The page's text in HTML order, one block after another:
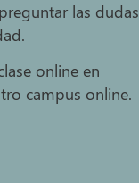
las dudas
online en
campus online.